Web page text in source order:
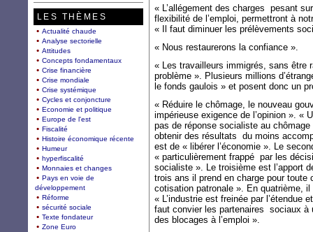
« L’allégement des charges pesant
flexibilité de l’emploi, permettront à
« Il faut diminuer les prélèvements
« Nous restaurerons la confiance ».
« Les travailleurs immigrés, sans être
problème ». Plusieurs millions
le fonds gaulois » et posent donc un
« Réduire le chômage, le nouveau
impérieuse exigence de l’opinion ». «
pas de réponse socialiste au
obtenir des résultats du moins
est de « libérer l’économie ». Le
« particulièrement frappé par les
socialiste ». Le troisième est l’apport
trois ans il prend en charge pour toute
cotisation patronale ». En quatrième,
« L’industrie est freinée par l’étendue
faut convier les partenaires sociaux à
des blocages à l’emploi ».
LES THÈMES
Actualité chaude
Analyse sectorielle
Attitudes
Concepts fondamentaux
Crise financière
Crise mondiale
Crise systémique
Cycles et conjoncture
Economie et politique
Europe de l'est
Fiscalité
Histoire économique récente
Humeur
hyperfiscalité
Monnaies et changes
Pays en voie de
développement
Réforme
sécurité sociale
Texte fondateur
Zone Euro